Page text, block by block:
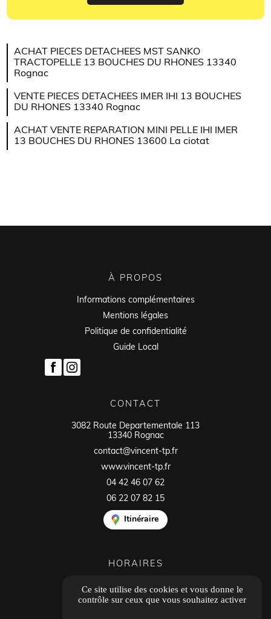
ACHAT PIECES DETACHEES MST SANKO
TRACTOPELLE 13 BOUCHES DU RHONES 13340
Rognac
VENTE PIECES DETACHEES IMER IHI 13 BOUCHES
DU RHONES 13340 Rognac
ACHAT VENTE REPARATION MINI PELLE IHI IMER
13 BOUCHES DU RHONES 13600 La ciotat
À PROPOS
Informations complémentaires
Mentions légales
Politique de confidentialité
Guide Local
CONTACT
3082 Route Departementale 113
13340 Rognac
contact@vincent-tp.fr
www.vincent-tp.fr
04 42 46 07 62
06 22 07 82 15
Itinéraire
HORAIRES
Ouvert du lundi au vendredi
14h00 - 18h00
Ce site utilise des cookies et vous donne le
contrôle sur ceux que vous souhaitez activer